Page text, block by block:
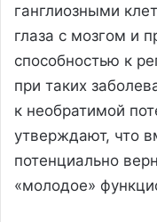
ганглиозными
глаза с мозгом и
способностью к
при таких
к необратимой
утверждают, что
потенциально
«молодое»